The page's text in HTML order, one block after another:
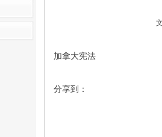
加拿大宪法
分享到：